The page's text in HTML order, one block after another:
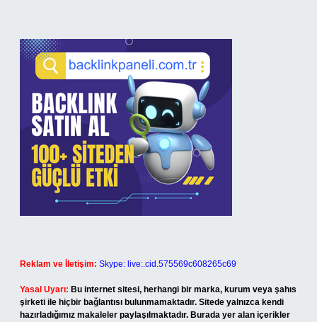
Reklam ve İletişim: Skype: live:.cid.575569c608265c69
Yasal Uyarı: Bu internet sitesi, herhangi bir marka, kurum veya şahıs
şirketi ile hiçbir bağlantısı bulunmamaktadır. Sitede yalnızca kendi
hazırladığımız makaleler paylaşılmaktadır. Burada yer alan içerikler